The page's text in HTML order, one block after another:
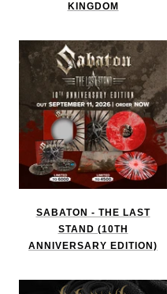
KINGDOM
SABATON - THE LAST
STAND (10TH
ANNIVERSARY EDITION)